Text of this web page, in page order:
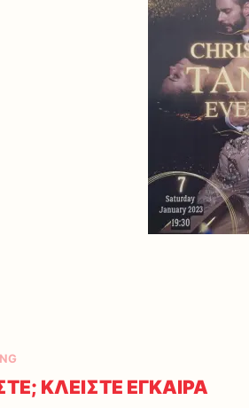
ΚΛΕΙΣΤΕ ΕΓΚΑΙΡΑ